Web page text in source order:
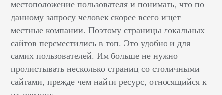
местоположение пользователя и понимать, что по
данному запросу человек скорее всего ищет
местные компании. Поэтому страницы локальных
сайтов переместились в топ. Это удобно и для
самих пользователей. Им больше не нужно
пролистывать несколько страниц со столичными
сайтами, прежде чем найти ресурс, относящийся к